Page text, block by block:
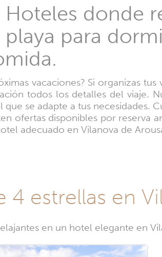
donde
para
vacaciones? Si organizas
todos los detalles del viaje.
se adapte a tus necesidades.
ofertas disponibles por reserva
adecuado en Vilanova de
estrellas en
en un hotel elegante en